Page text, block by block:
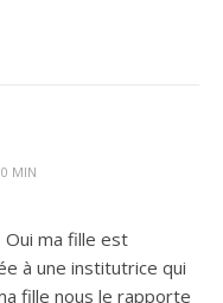
MIN
ma fille est
à une institutrice qui
fille nous le rapporte